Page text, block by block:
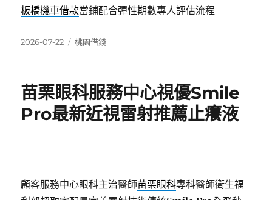
板橋機車借款當鋪配合彈性期數專人評估流程
發
2026-07-22
分
桃園借錢
苗栗眼科服務中心視優Smile
Pro最新近視雷射推薦止癢液
顧客服務中心眼科主治醫師苗栗眼科專科醫師衛生福